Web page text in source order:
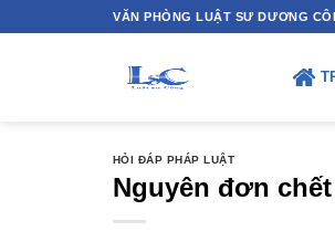
to
VĂN PHÒNG LUẬT SƯ DƯƠNG
HỎI ĐÁP PHÁP LUẬT
Nguyên đơn